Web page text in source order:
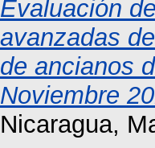
Evaluación
avanzadas
de ancianos
Noviembre
Nicaragua,